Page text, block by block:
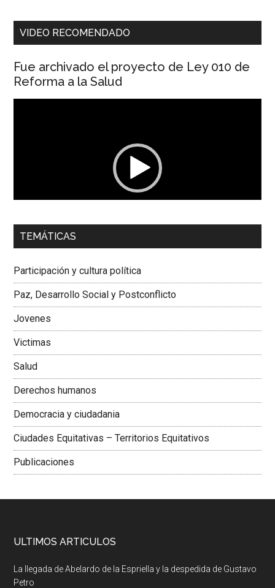
VIDEO RECOMENDADO
Fue archivado el proyecto de Ley 010 de
Reforma a la Salud
00:00 01:04
Dra. Carolina Corcho Mejía,Presidenta Corporación
Colombiana
TEMÁTICAS
Participación y cultura política
Paz, Desarrollo Social y Postconflicto
Jovenes
Victimas
Salud
Derechos humanos
Democracia y ciudadania
Ciudades Equitativas – Territorios Equitativos
Publicaciones
ULTIMOS ARTICULOS
La llegada de Abelardo de la Espriella y la despedida de Gustavo
Petro